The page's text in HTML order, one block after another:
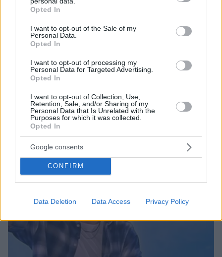
grant or deny consent to Google and its third-party tags to
use your data for below specified purposes in below Google
consent section.
Opted In
I want to opt-out of the Sale of my
Personal Data.
Opted In
I want to opt-out of processing my
Personal Data for Targeted Advertising.
Opted In
I want to opt-out of Collection, Use,
Retention, Sale, and/or Sharing of my
Personal Data that Is Unrelated with the
Purposes for which it was collected.
Opted In
Google consents
CONFIRM
Data Deletion Data Access Privacy Policy
Η Κατερίνα Καινούργιου «ρίχνει τα βέλη της» στον Νίκο
Μουτσινά: «Τρομερή κακία και τοξικότητα»
«Τρομερή κακία και τοξικότητα από το
#kalomesimeraki, κακό μοντάζ αυτών που είπα… και
λυπάμαι για ανθρώπους που γνωρίζω χρόνια», είπε η
παρουσιάστρια
08.03.2023, 07:07 5